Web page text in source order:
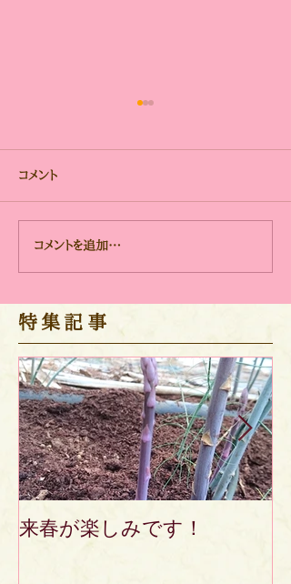
​特集記事
寒い日はハウスの中が一
コメント
コメントを追加…
来春が楽しみです！